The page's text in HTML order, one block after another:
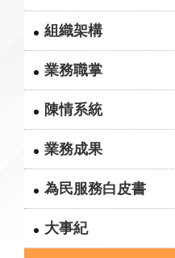
組織架構
業務職掌
陳情系統
業務成果
為民服務白皮書
大事紀